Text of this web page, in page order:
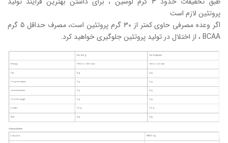
پروتئین لازم است
اگر وعده مصرفی حاوی کمتر از 30 گرم پروتئین است، مصرف حداقل 5 گرم
BCAA ، از اختلال در تولید پروتئین جلوگیری خواهید کرد.